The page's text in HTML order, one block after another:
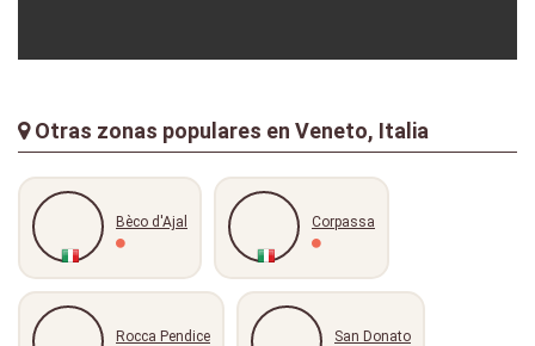
frollo
Otras zonas populares en Veneto, Italia
Bèco d'Ajal Corpassa
Rocca Pendice San Donato